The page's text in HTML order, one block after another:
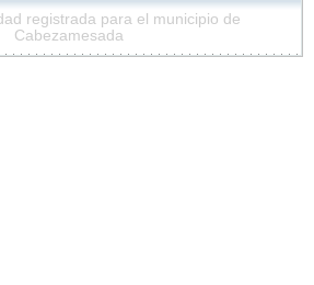
registrada para el municipio de
Cabezamesada